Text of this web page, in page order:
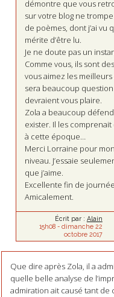
démontre que vous
sur votre blog ne
de poèmes, dont j’ai vu
mérite d’être lu.
Je ne doute pas un
Comme vous, ils sont
vous aimez les
sera beaucoup
devraient vous plaire.
Zola a beaucoup
exister. Il les
à cette époque…
Merci Lorraine pour mon
niveau. J’essaie
que j’aime.
Excellente fin de
Amicalement.
Écrit par : Alain
15h08- dimanche 22
octobre 2017
Que dire après Zola, il a
quelle belle analyse de
admiration ait causé tant de